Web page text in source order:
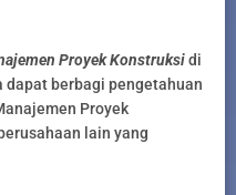
Proyek Konstruksidi
berbagi pengetahuan
Proyek
lain yang